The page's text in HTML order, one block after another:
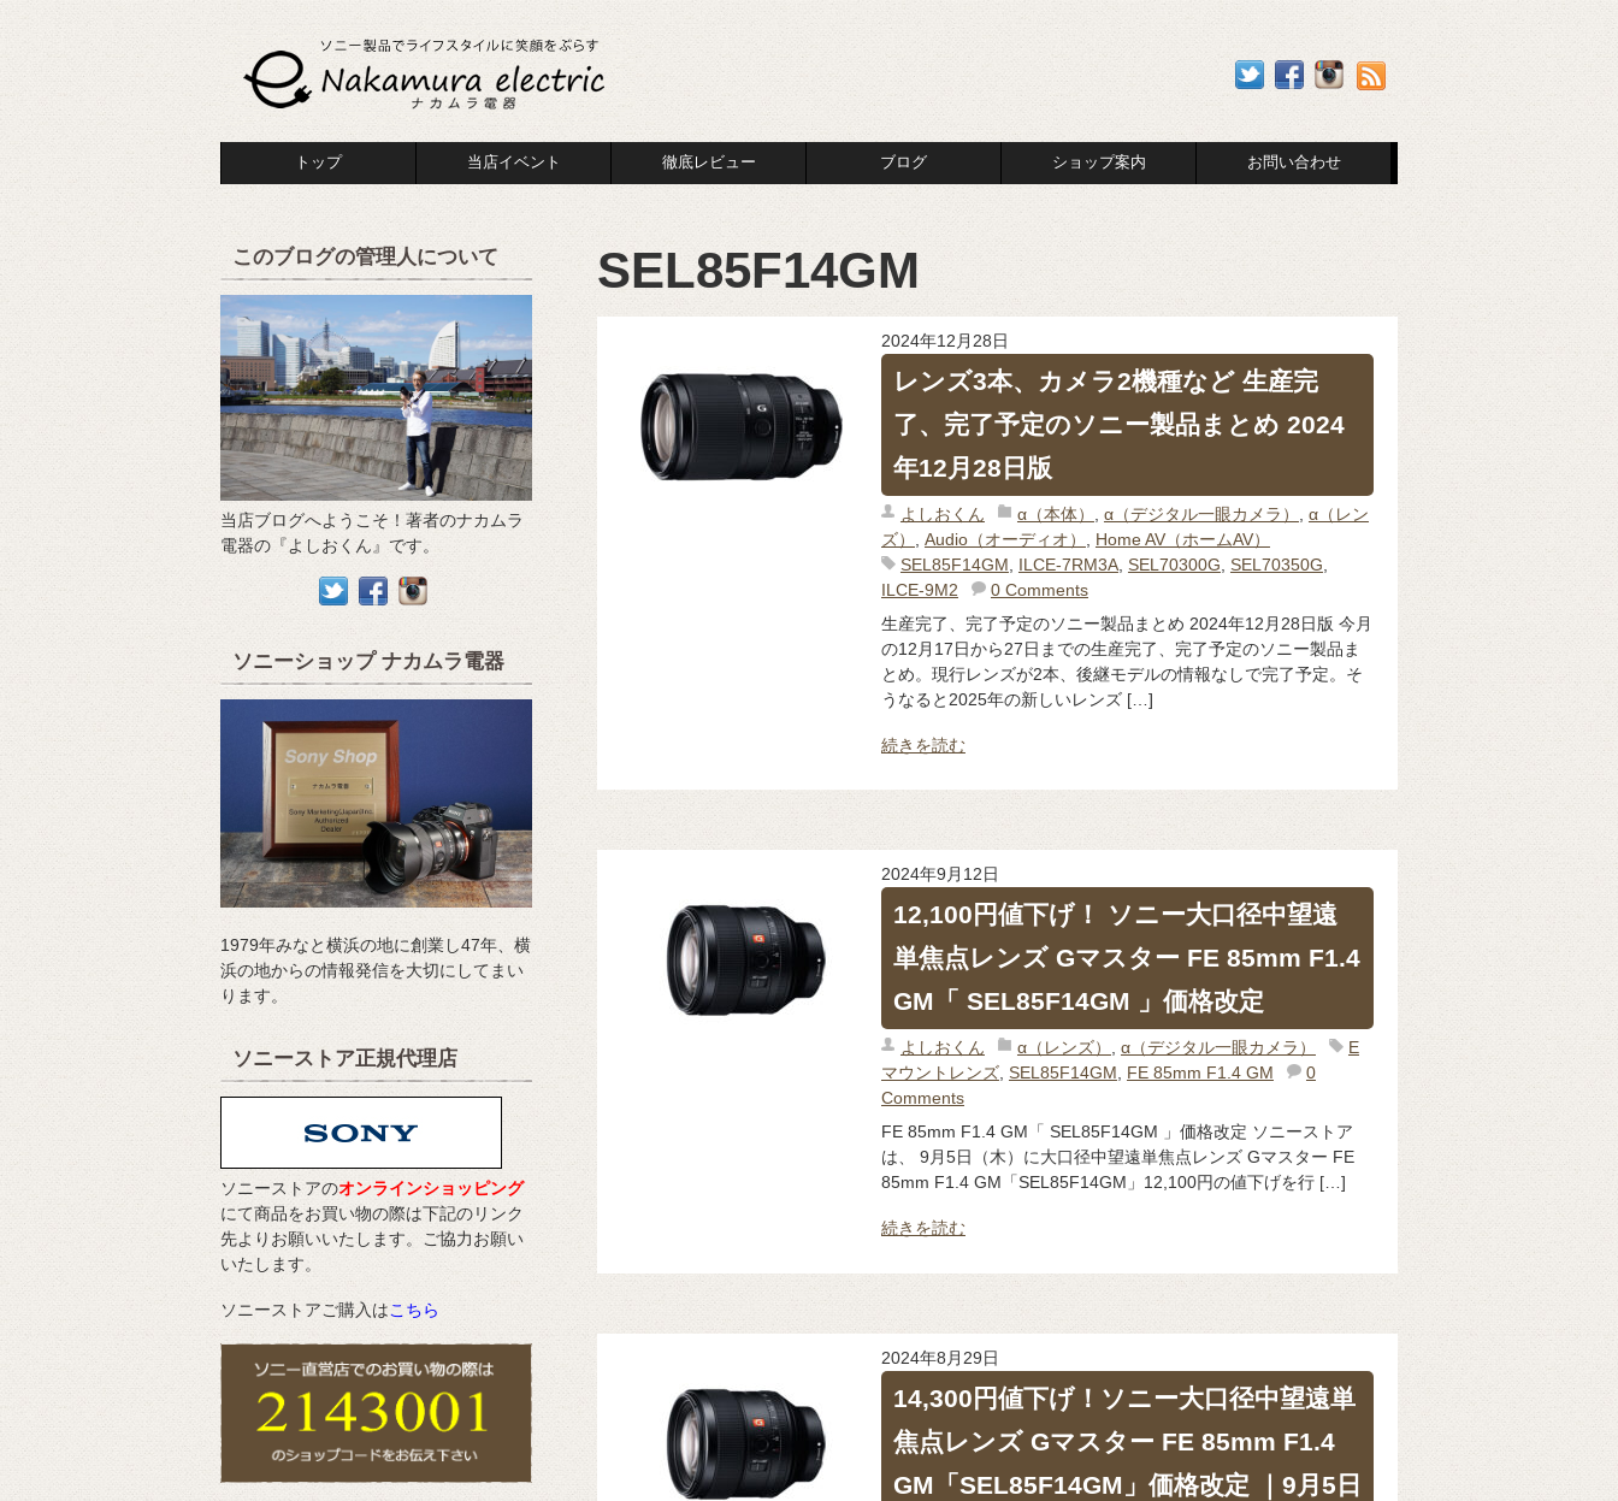
トップ 当店イベント 徹底レビュー ブログ ショップ案内 お問い合わせ
SEL85F14GM
2024年12月28日
レンズ3本、カメラ2機種など 生産完
了、完了予定のソニー製品まとめ 2024
年12月28日版
よしおくん α（本体） α（デジタル一眼カメラ）
α（レン
ズ）
Audio（オーディオ）
Home AV（ホームAV）
SEL85F14GM
ILCE-7RM3A, SEL70300G SEL70350G
ILCE-9M2
0 Comments
生産完了、完了予定のソニー製品まとめ 2024年12月28日版 今月
の12月17日から27日までの生産完了、完了予定のソニー製品ま
とめ。現行レンズが2本、後継モデルの情報なしで完了予定。そ
うなると2025年の新しいレンズ […]
続きを読む
2024年9月12日
12,100円値下げ！ ソニー大口径中望遠
単焦点レンズ Gマスター FE 85mm F1.4
GM「 SEL85F14GM 」価格改定
よしおくん α（レンズ） , α（デジタル一眼カメラ）
E
マウントレンズ, SEL85F14GM, FE 85mm F1.4 GM
0
Comments
FE 85mm F1.4 GM「 SEL85F14GM 」価格改定 ソニーストア
は、 9月5日（木）に大口径中望遠単焦点レンズ Gマスター FE
85mm F1.4 GM「SEL85F14GM」12,100円の値下げを行 […]
続きを読む
2024年8月29日
14,300円値下げ！ソニー大口径中望遠単
焦点レンズ Gマスター FE 85mm F1.4
GM「SEL85F14GM」価格改定 ｜9月5日
このブログの管理人について
当店ブログへようこそ！著者のナカムラ
電器の『よしおくん』です。
ソニーショップ ナカムラ電器
1979年みなと横浜の地に創業し47年、横
浜の地からの情報発信を大切にしてまい
ります。
ソニーストア正規代理店
ソニーストアのオンラインショッピング
にて商品をお買い物の際は下記のリンク
先よりお願いいたします。ご協力お願い
いたします。
ソニーストアご購入はこちら